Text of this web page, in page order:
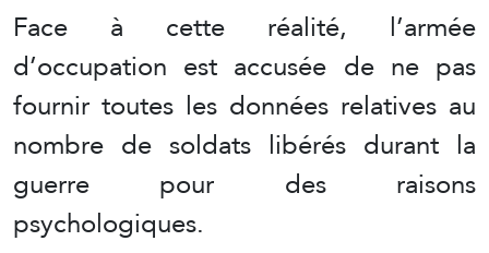
Face à cette réalité, l’armée
d’occupation est accusée de ne pas
fournir toutes les données relatives au
nombre de soldats libérés durant la
guerre pour des raisons
psychologiques.